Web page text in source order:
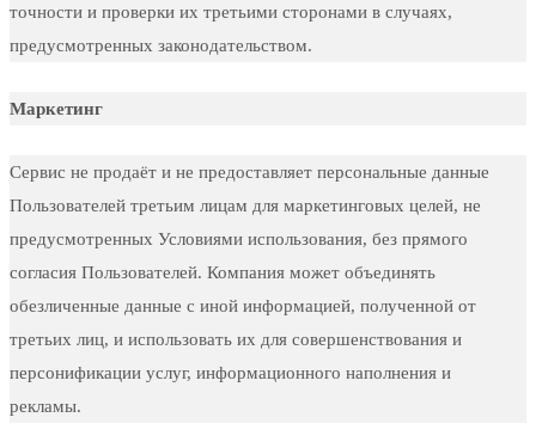
точности и проверки их третьими сторонами в случаях,
предусмотренных законодательством.
Маркетинг
Сервис не продаёт и не предоставляет персональные данные
Пользователей третьим лицам для маркетинговых целей, не
предусмотренных Условиями использования, без прямого
согласия Пользователей. Компания может объединять
обезличенные данные с иной информацией, полученной от
третьих лиц, и использовать их для совершенствования и
персонификации услуг, информационного наполнения и
рекламы.